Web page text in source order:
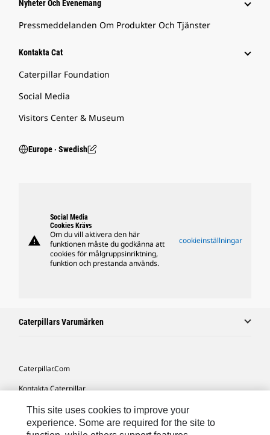
Nyheter Och Evenemang
Pressmeddelanden Om Produkter Och Tjänster
Kontakta Cat
Caterpillar Foundation
Social Media
Visitors Center & Museum
Europe ‧ Swedish
warning
Social Media
Cookies Krävs
Om du vill aktivera den här
funktionen måste du godkänna att
cookies för målgruppsinriktning,
funktion och prestanda används.
cookieinställningar
Caterpillars Varumärken
Caterpillar.com
Kontakta Caterpillar
Mina Marknadsföringspreferenser
Platskarta
This site uses cookies to improve your
experience. Some are required for the site to